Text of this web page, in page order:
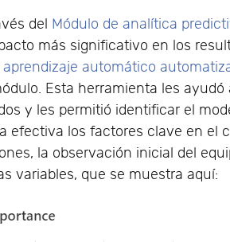
del Módulo de analítica
más significativo en los
aprendizaje automático
Esta herramienta les
y les permitió identificar el
efectiva los factores clave en el
la observación inicial del
variables, que se muestra aquí: